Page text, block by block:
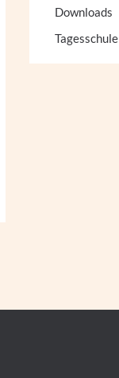
Downloads
Tagesschule